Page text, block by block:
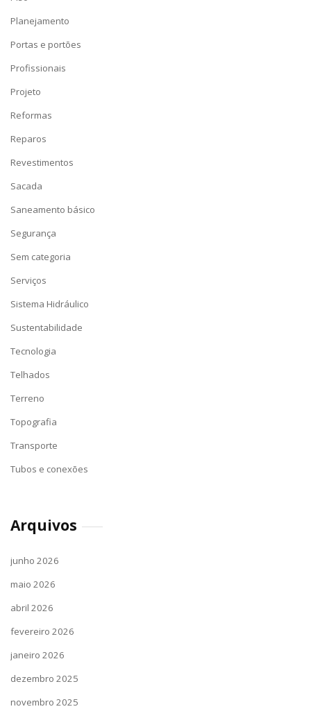
Planejamento
Portas e portões
Profissionais
Projeto
Reformas
Reparos
Revestimentos
Sacada
Saneamento básico
Segurança
Sem categoria
Serviços
Sistema Hidráulico
Sustentabilidade
Tecnologia
Telhados
Terreno
Topografia
Transporte
Tubos e conexões
Arquivos
junho 2026
maio 2026
abril 2026
fevereiro 2026
janeiro 2026
dezembro 2025
novembro 2025